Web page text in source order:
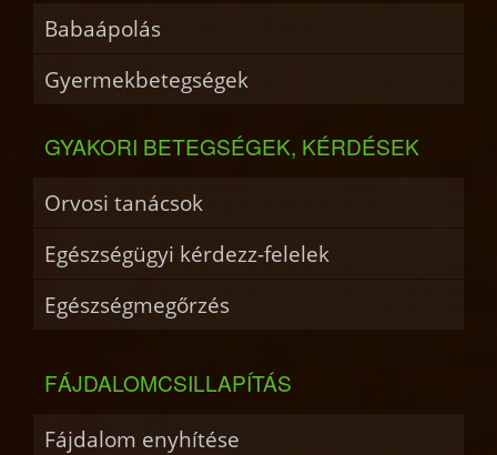
Babaápolás
Gyermekbetegségek
GYAKORI BETEGSÉGEK, KÉRDÉSEK
Orvosi tanácsok
Egészségügyi kérdezz-felelek
Egészségmegőrzés
FÁJDALOMCSILLAPÍTÁS
Fájdalom enyhítése